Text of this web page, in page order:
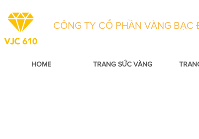
CÔNG TY CỔ PHẦN VÀNG
HOME TRANG SỨC VÀNG